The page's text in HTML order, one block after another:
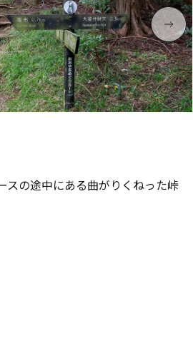
スの途中にある曲がりくねった峠